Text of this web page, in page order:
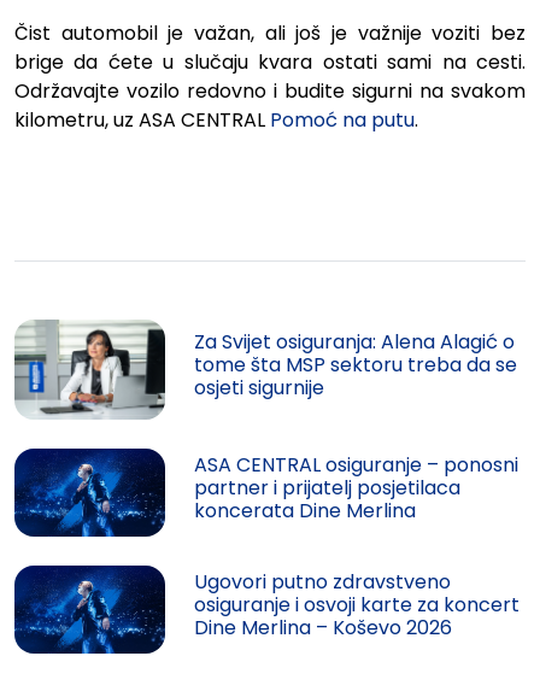
Čist automobil je važan, ali još je važnije voziti bez
brige da ćete u slučaju kvara ostati sami na cesti.
Održavajte vozilo redovno i budite sigurni na svakom
kilometru, uz ASA CENTRAL Pomoć na putu.
Za Svijet osiguranja: Alena Alagić o
tome šta MSP sektoru treba da se
osjeti sigurnije
ASA CENTRAL osiguranje – ponosni
partner i prijatelj posjetilaca
koncerata Dine Merlina
Ugovori putno zdravstveno
osiguranje i osvoji karte za koncert
Dine Merlina – Koševo 2026